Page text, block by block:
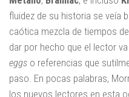
fluidez de su historia se veía
caótica mezcla de tiempos
dar por hecho que el lector
eggs o referencias que
paso. En pocas palabras,
los nuevos lectores en esta